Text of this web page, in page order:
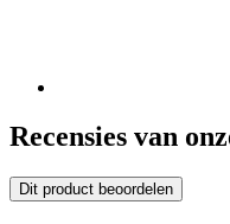
Recensies van
Dit product beoordelen